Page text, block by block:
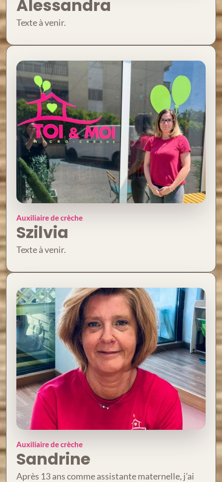
Alessandra
Texte à venir.
Auxiliaire de crèche
Szilvia
Texte à venir.
Auxiliaire de crèche
Sandrine
Après 13 ans comme assistante maternelle, j’ai